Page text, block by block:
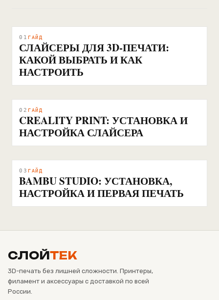
01 ГАЙД
СЛАЙСЕРЫ ДЛЯ 3D-ПЕЧАТИ:
КАКОЙ ВЫБРАТЬ И КАК
НАСТРОИТЬ
02 ГАЙД
CREALITY PRINT: УСТАНОВКА И
НАСТРОЙКА СЛАЙСЕРА
03 ГАЙД
BAMBU STUDIO: УСТАНОВКА,
НАСТРОЙКА И ПЕРВАЯ ПЕЧАТЬ
СЛОЙТЕК
3D-печать без лишней сложности. Принтеры,
филамент и аксессуары с доставкой по всей
России.